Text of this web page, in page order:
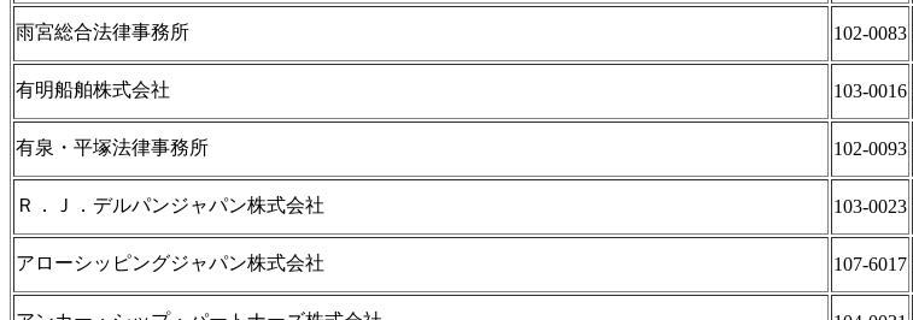
雨宮総合法律事務所 102-0083
有明船舶株式会社 103-0016
有泉・平塚法律事務所 102-0093
Ｒ．Ｊ．デルパンジャパン株式会社 103-0023
アローシッピングジャパン株式会社 107-6017